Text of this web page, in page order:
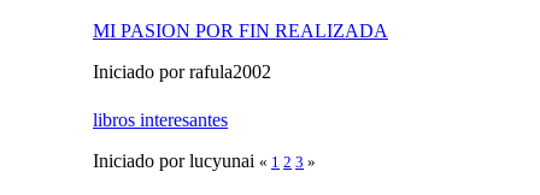
MI PASION POR FIN REALIZADA
Iniciado por rafula2002
libros interesantes
Iniciado por lucyunai « 1 2 3 »